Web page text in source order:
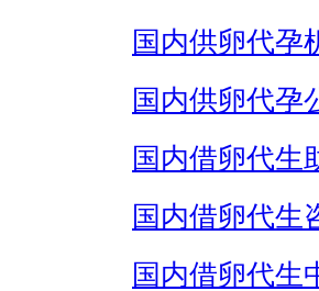
国内供卵代孕
国内供卵代孕
国内借卵代生
国内借卵代生
国内借卵代生